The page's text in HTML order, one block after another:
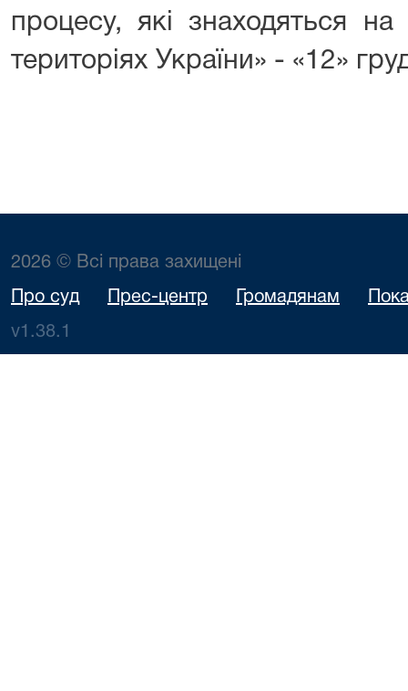
процесу, які знаходяться
територіях України» - «12»
2026 © Всі права захищені
Про суд Прес-центр Громадянам
v1.38.1